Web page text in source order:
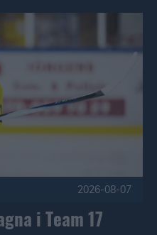
17 Publicerad 2026-08-07
2026-08-07
i Team 17